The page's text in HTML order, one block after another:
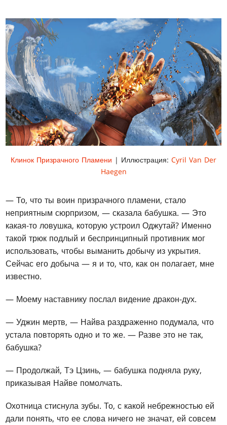
Клинок Призрачного Пламени | Иллюстрация: Cyril Van Der
Haegen
— То, что ты воин призрачного пламени, стало
неприятным сюрпризом, — сказала бабушка. — Это
какая-то ловушка, которую устроил Оджутай? Именно
такой трюк подлый и беспринципный противник мог
использовать, чтобы выманить добычу из укрытия.
Сейчас его добыча — я и то, что, как он полагает, мне
известно.
— Моему наставнику послал видение дракон-дух.
— Уджин мертв, — Найва раздраженно подумала, что
устала повторять одно и то же. — Разве это не так,
бабушка?
— Продолжай, Тэ Цзинь, — бабушка подняла руку,
приказывая Найве помолчать.
Охотница стиснула зубы. То, с какой небрежностью ей
дали понять, что ее слова ничего не значат, ей совсем